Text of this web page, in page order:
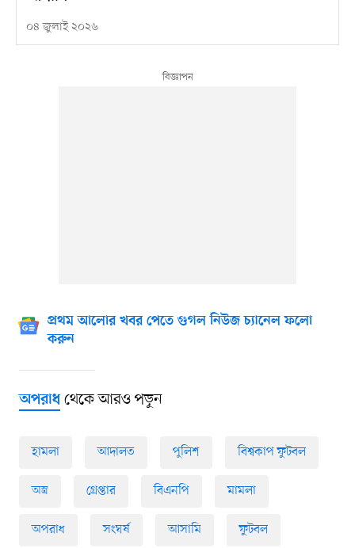
০৪ জুলাই ২০২৬
প্রথম আলোর খবর পেতে গুগল নিউজ চ্যানেল ফলো
করুন
অপরাধথেকে আরও পড়ুন
হামলা আদালত পুলিশ বিশ্বকাপ ফুটবল
অস্ত্র গ্রেপ্তার বিএনপি মামলা
অপরাধ সংঘর্ষ আসামি ফুটবল